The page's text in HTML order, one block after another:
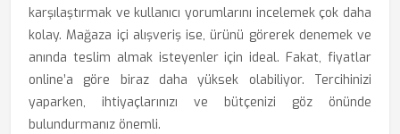
karşılaştırmak ve kullanıcı yorumlarını incelemek çok daha
kolay. Mağaza içi alışveriş ise, ürünü görerek denemek ve
anında teslim almak isteyenler için ideal. Fakat, fiyatlar
online’a göre biraz daha yüksek olabiliyor. Tercihinizi
yaparken, ihtiyaçlarınızı ve bütçenizi göz önünde
bulundurmanız önemli.